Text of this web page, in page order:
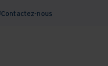
Contactez-nous